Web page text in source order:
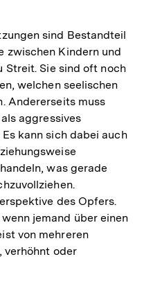
sind Bestandteil
zwischen Kindern und
Streit. Sie sind oft noch
welchen seelischen
Andererseits muss
aggressives
kann sich dabei auch
was gerade
des Opfers.
jemand über einen
von mehreren
oder